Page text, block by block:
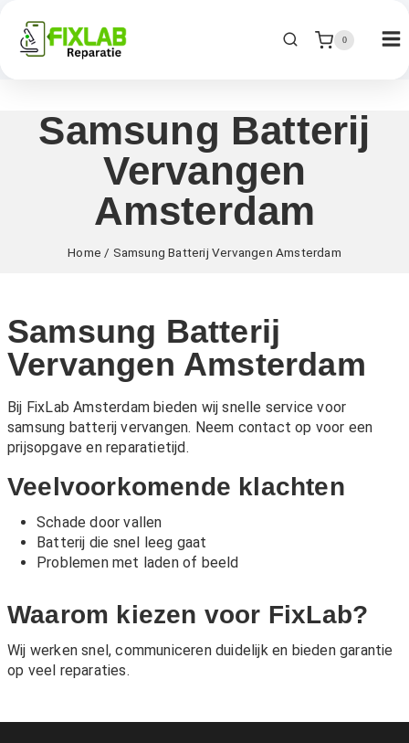
0
Samsung Batterij
Vervangen
Amsterdam
Home / Samsung Batterij Vervangen Amsterdam
Samsung Batterij
Vervangen Amsterdam
Bij FixLab Amsterdam bieden wij snelle service voor
samsung batterij vervangen. Neem contact op voor een
prijsopgave en reparatietijd.
Veelvoorkomende klachten
Schade door vallen
Batterij die snel leeg gaat
Problemen met laden of beeld
Waarom kiezen voor FixLab?
Wij werken snel, communiceren duidelijk en bieden garantie
op veel reparaties.